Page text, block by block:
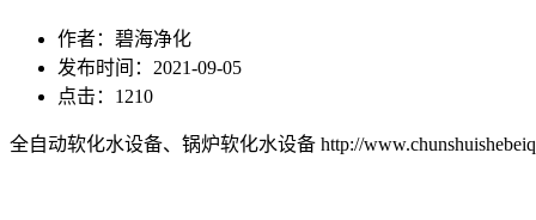
作者：碧海净化
发布时间：2021-09-05
点击：1210
全自动软化水设备、锅炉软化水设备 http://